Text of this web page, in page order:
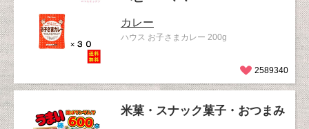
カレー
ハウス お子さまカレー 200g
2589340
米菓・スナック菓子・おつまみ